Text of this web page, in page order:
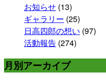
お知らせ (13)
ギャラリー (25)
日高四郎の想い (97)
活動報告 (274)
月別アーカイブ